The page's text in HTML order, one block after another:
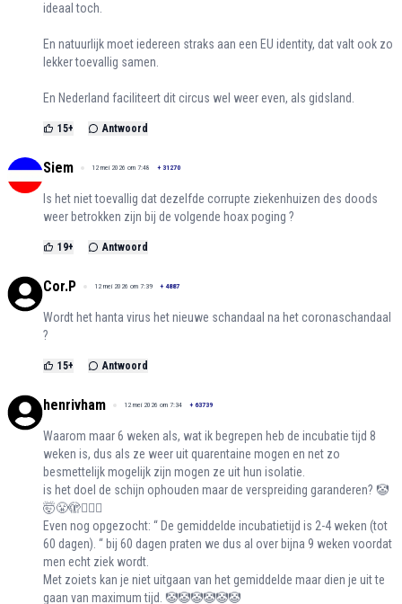
ideaal toch.
En natuurlijk moet iedereen straks aan een EU identity, dat valt ook zo
lekker toevallig samen.
En Nederland faciliteert dit circus wel weer even, als gidsland.
15+ Antwoord
Siem 12 mei 2026 om 7:48 + 31270
Is het niet toevallig dat dezelfde corrupte ziekenhuizen des doods
weer betrokken zijn bij de volgende hoax poging ?
19+ Antwoord
Cor.P 12 mei 2026 om 7:39 + 4887
Wordt het hanta virus het nieuwe schandaal na het coronaschandaal
?
15+ Antwoord
henrivham 12 mei 2026 om 7:34 + 63739
Waarom maar 6 weken als, wat ik begrepen heb de incubatie tijd 8
weken is, dus als ze weer uit quarentaine mogen en net zo
besmettelijk mogelijk zijn mogen ze uit hun isolatie.
is het doel de schijn ophouden maar de verspreiding garanderen? 🤡
🤯😤🫣😵‍💫🥴
Even nog opgezocht: “ De gemiddelde incubatietijd is 2-4 weken (tot
60 dagen). “ bij 60 dagen praten we dus al over bijna 9 weken voordat
men echt ziek wordt.
Met zoiets kan je niet uitgaan van het gemiddelde maar dien je uit te
gaan van maximum tijd. 🤡🤡🤡🤡🤡🤡